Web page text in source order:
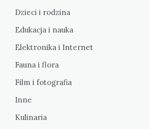
Dzieci i rodzina
Edukacja i nauka
Elektronika i Internet
Fauna i flora
Film i fotografia
Inne
Kulinaria